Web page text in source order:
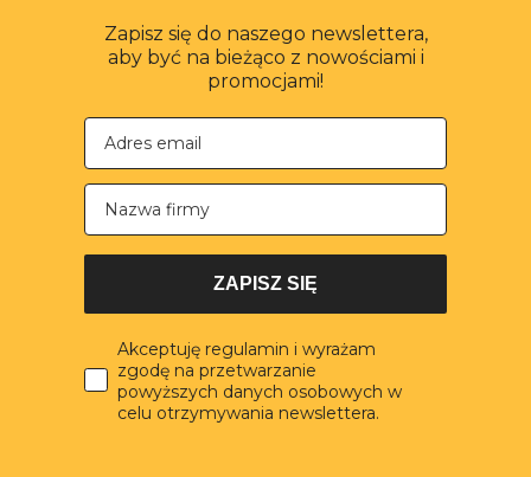
Zapisz się do naszego newslettera,
aby być na bieżąco z nowościami i
promocjami!
Nazwa firmy
ZAPISZ SIĘ
Akceptuję regulamin i wyrażam
zgodę na przetwarzanie
powyższych danych osobowych w
celu otrzymywania newslettera.